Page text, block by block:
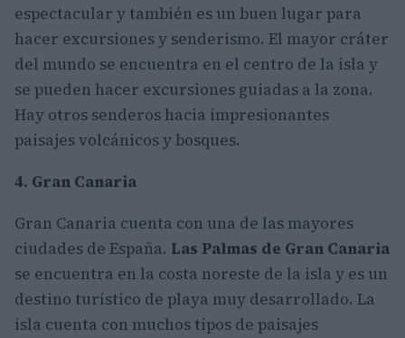
espectacular y también es un buen lugar para
hacer excursiones y senderismo. El mayor cráter
del mundo se encuentra en el centro de la isla y
se pueden hacer excursiones guiadas a la zona.
Hay otros senderos hacia impresionantes
paisajes volcánicos y bosques.
4. Gran Canaria
Gran Canaria cuenta con una de las mayores
ciudades de España. Las Palmas de Gran Canaria
se encuentra en la costa noreste de la isla y es un
destino turístico de playa muy desarrollado. La
isla cuenta con muchos tipos de paisajes